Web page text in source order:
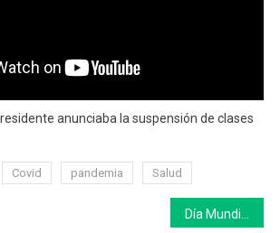
anunciaba la suspensión de clases
Covid pandemia Salud